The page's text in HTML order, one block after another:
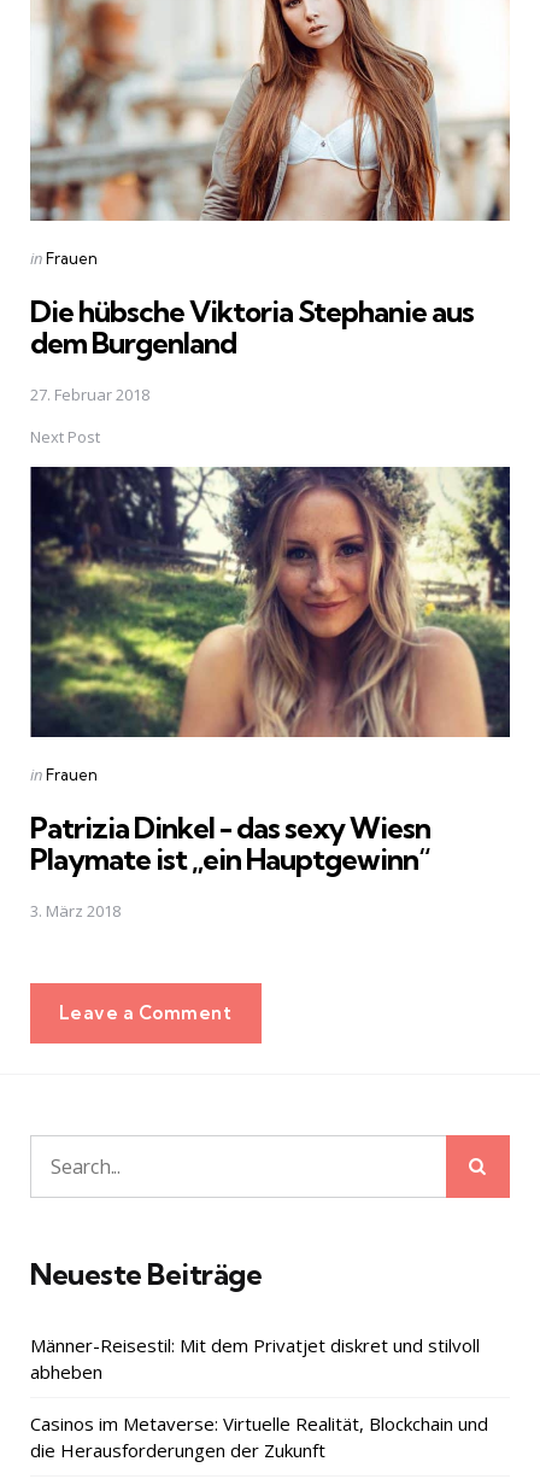
Posted
inFrauen
Die hübsche Viktoria Stephanie aus
dem Burgenland
27. Februar 2018
Next Post
Posted
inFrauen
Patrizia Dinkel - das sexy Wiesn
Playmate ist „ein Hauptgewinn“
3. März 2018
Leave a Comment
Search
for:
Neueste Beiträge
Männer-Reisestil: Mit dem Privatjet diskret und stilvoll
abheben
Casinos im Metaverse: Virtuelle Realität, Blockchain und
die Herausforderungen der Zukunft